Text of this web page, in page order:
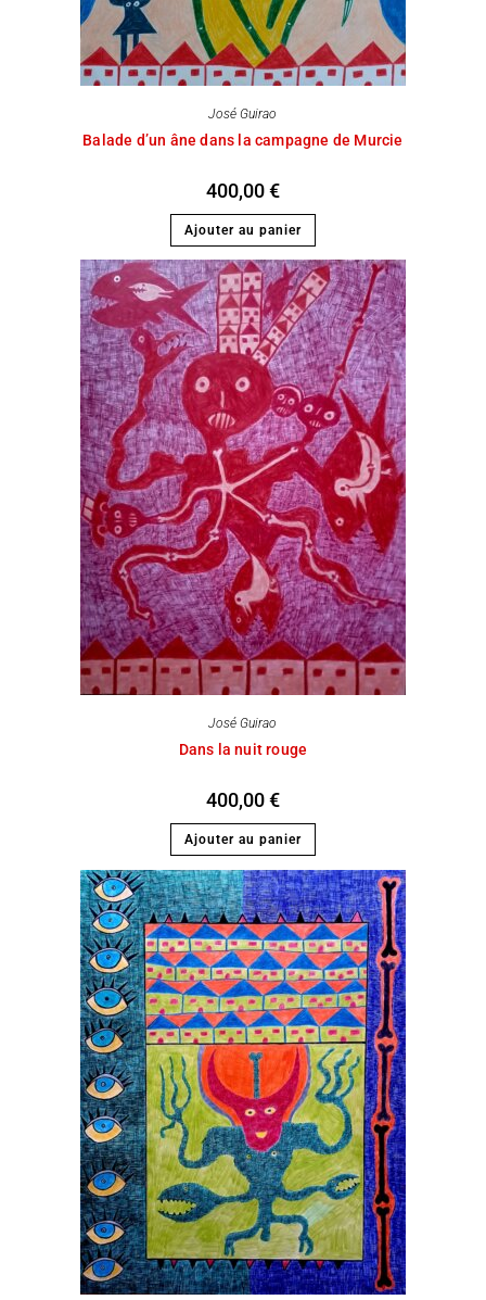
José Guirao
Balade d’un âne dans la campagne de Murcie
400,00€
Ajouter au panier
José Guirao
Dans la nuit rouge
400,00€
Ajouter au panier